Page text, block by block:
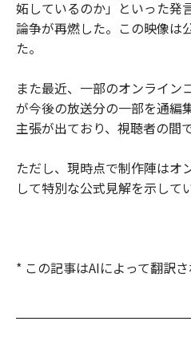
妬しているのか」といった発
論争が再燃した。この映像は
た。
また最近、一部のオンライン
が今後の放送分の一部を通編
主張が出ており、視聴者の間
ただし、現時点で制作陣はオ
して特別な公式見解を示して
* この記事はAIによって翻訳さ